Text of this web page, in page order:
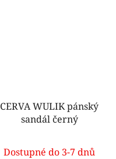
CERVA WULIK pánský
sandál černý
Dostupné do 3-7 dnů